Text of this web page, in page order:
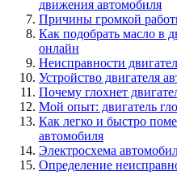
движения автомобиля
Причины громкой
Как подобрать масло в
онлайн
Неисправности
Устройство двигателя
Почему глохнет
Мой опыт: двигатель
Как легко и быстро
автомобиля
Электросхема
Определение